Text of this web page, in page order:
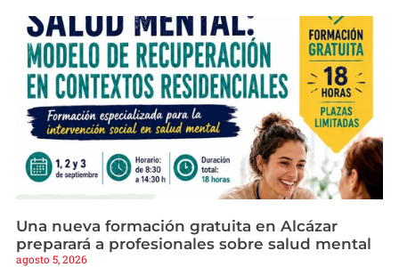
Una nueva formación gratuita en Alcázar
preparará a profesionales sobre salud mental
agosto 5, 2026